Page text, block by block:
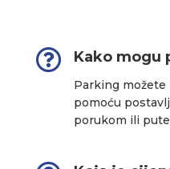
 Kako mogu
Parking
pomoću
porukom ili